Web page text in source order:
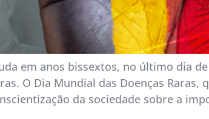
em anos bissextos, no último dia
O Dia Mundial das Doenças
da sociedade sobre a